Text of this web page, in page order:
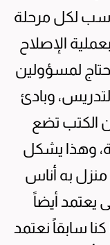
لكل مرحلة
الإصلاح
لمسؤولين
وبادئ
الكتب تضع
وهذا يشكل
به أناس
يعتمد أيضاً
سابقاً نعتمد